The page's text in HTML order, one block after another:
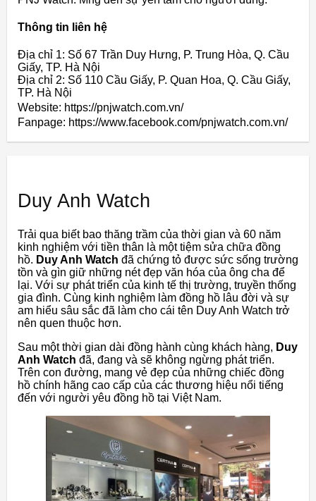
Thông tin liên hệ
Địa chỉ 1: Số 67 Trần Duy Hưng, P. Trung Hòa, Q. Cầu
Giấy, TP. Hà Nội
Địa chỉ 2: Số 110 Cầu Giấy, P. Quan Hoa, Q. Cầu Giấy,
TP. Hà Nội
Website: https://pnjwatch.com.vn/
Fanpage: https://www.facebook.com/pnjwatch.com.vn/
Duy Anh Watch
Trải qua biết bao thăng trầm của thời gian và 60 năm
kinh nghiệm với tiền thân là một tiệm sửa chữa đồng
hồ. Duy Anh Watch đã chứng tỏ được sức sống trường
tồn và gìn giữ những nét đẹp văn hóa của ông cha để
lại. Với sự phát triển của kinh tế thị trường, truyền thống
gia đình. Cùng kinh nghiệm làm đồng hồ lâu đời và sự
am hiểu sâu sắc đã làm cho cái tên Duy Anh Watch trở
nên quen thuộc hơn.
Sau một thời gian dài đồng hành cùng khách hàng, Duy
Anh Watch đã, đang và sẽ không ngừng phát triển.
Trên con đường, mang vẻ đẹp của những chiếc đồng
hồ chính hãng cao cấp của các thương hiệu nổi tiếng
đến với người yêu đồng hồ tại Việt Nam.